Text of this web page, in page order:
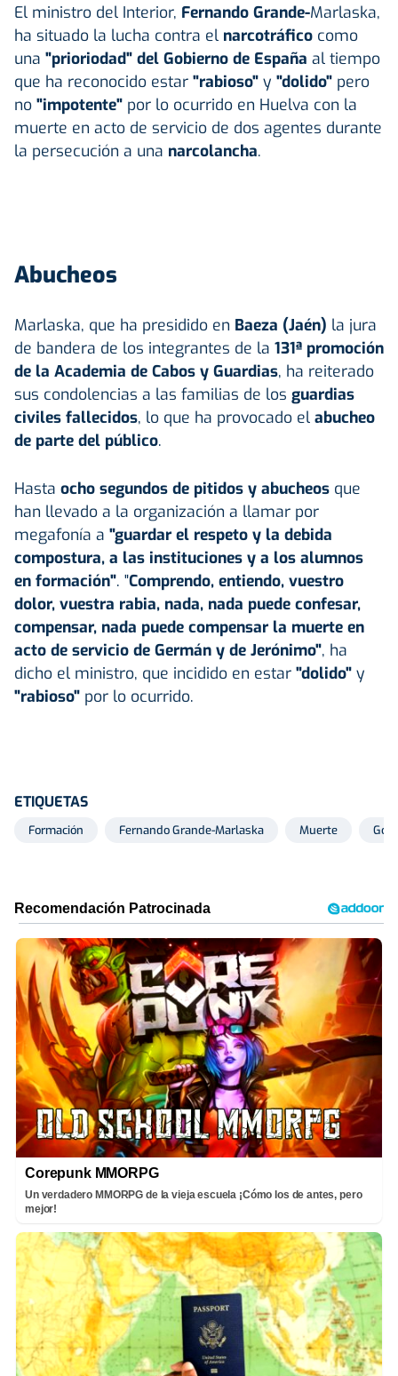
El ministro del Interior, Fernando Grande-Marlaska,
ha situado la lucha contra el narcotráfico como
una "prioriodad" del Gobierno de España al tiempo
que ha reconocido estar "rabioso" y "dolido" pero
no "impotente" por lo ocurrido en Huelva con la
muerte en acto de servicio de dos agentes durante
la persecución a una narcolancha.
Abucheos
Marlaska, que ha presidido en Baeza (Jaén) la jura
de bandera de los integrantes de la 131ª promoción
de la Academia de Cabos y Guardias, ha reiterado
sus condolencias a las familias de los guardias
civiles fallecidos, lo que ha provocado el abucheo
de parte del público.
Hasta ocho segundos de pitidos y abucheos que
han llevado a la organización a llamar por
megafonía a "guardar el respeto y la debida
compostura, a las instituciones y a los alumnos
en formación". "Comprendo, entiendo, vuestro
dolor, vuestra rabia, nada, nada puede confesar,
compensar, nada puede compensar la muerte en
acto de servicio de Germán y de Jerónimo", ha
dicho el ministro, que incidido en estar "dolido" y
"rabioso" por lo ocurrido.
ETIQUETAS
Formación Fernando Grande-Marlaska Muerte
Corepunk MMORPG
Un verdadero MMORPG de la vieja escuela ¡Cómo los de antes, pero
mejor!